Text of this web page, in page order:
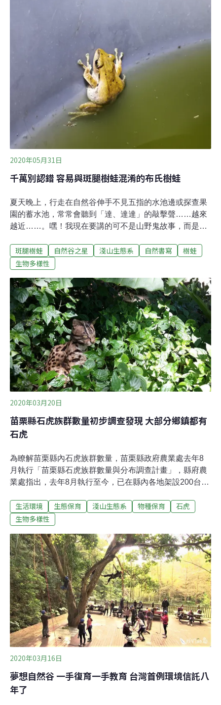
保護，恐會導致路殺發生。而經過專業團隊的盤點，7-
ELEVEN於墾丁的「有魚門市」就在紫斑蝶飛越路徑中。
為提升在地民眾與觀光客對守護紫斑蝶意識，7-ELEVEN
將有魚門市改造成本土首家生物多樣性示範超商「紫斑蝶
友善門市」，透過門市生態布置、設置友善紫斑蝶桌貼與
海報等作法守護在地物種，傳遞「防止路殺」的保育觀
念。具體回應聯合國永續指標「SDG15陸域生態」，落實
2020年05月31日
千萬別認錯 容易與斑腿樹蛙混淆的布氏樹蛙
夏天晚上，行走在自然谷伸手不見五指的水池邊或探查果
園的蓄水池，常常會聽到「達、達達」的敲擊聲……越來
越近……。嘿！我現在要講的可不是山野鬼故事，而是本
夜小精靈「布氏樹蛙」的求偶叫聲。布氏樹蛙是普遍分佈
於台灣淺山環境的蛙種，雖然平時居住樹上較難發現，不
是有遮蔽物的地上勤奮高歌，以爭取雌蛙的青睞。夜間池
邊達達的敲桌聲，伴著面天樹蛙「滴滴滴」哨音和拉都希
氏赤蛙、貢德氏赤蛙、黑眶蟾蜍……等蛙族們的鳴唱，交
織出一曲自然的交響樂。在林間停下腳步靜靜聆聽，伴著
微溼的林間涼風，這可是夏天特別限定的享受呢！相較於
人類的享受，對布氏樹蛙來說可沒有那麼悠閒，在雄多雌
少的狀況下，此時每個水池及溪溝都是一級戰區，往往在
雌蛙現蹤時，雄蛙都要蜂踴而上，你推我擠地想辦法搶到
交配最佳位置。好在牠們可以接受一妻多夫的現象。在產
斑腿樹蛙 自然谷之星 淺山生態系 自然書寫
樹蛙
生物多樣性
2020年03月20日
苗栗縣石虎族群數量初步調查發現 大部分鄉鎮都有
石虎
為瞭解苗栗縣內石虎族群數量，苗栗縣政府農業處去年8
月執行「苗栗縣石虎族群數量與分布調查計畫」，縣府農
業處指出，去年8月執行至今，已在縣內各地架設200台相
目擊紀錄。農業處指出，此次調查計畫共架設200台自動
照相機，在188台已判釋相機中，72台有石虎紀錄，總偵
67%、銅鑼鄉64%有較高的偵測率，竹南鎮與泰安鄉目前
尚未有目擊紀錄。
生活環境 生態保育 淺山生態系 物種保育
石虎
生物多樣性
2020年03月16日
夢想自然谷 一手復育一手教育 台灣首例環境信託八
年了